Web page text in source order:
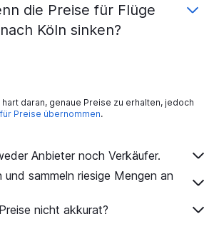
nach Dresden
nach Karlsruhe
die Preise für Flüge
Köln sinken?
hart daran, genaue Preise zu erhalten, jedoch
Preise übernommen.
Anbieter noch Verkäufer.
und sammeln riesige Mengen an
nicht akkurat?